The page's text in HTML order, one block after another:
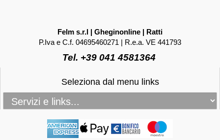
Felm s.r.l | Gheginonline | Ratti
P.Iva e C.f. 04695460271 | R.e.a. VE 441793
Tel. +39 041 4581364
Seleziona dal menu links